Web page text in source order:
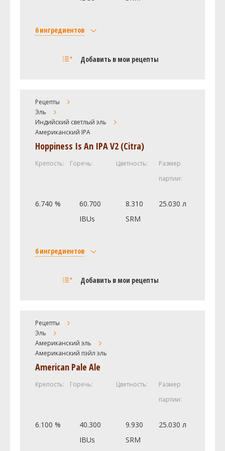
Добавить в мои рецепты
6 ингредиентов
Liquid Malt Extract - Light
Центенниал (Centennial)
Горизонт (Horizon)
Симкое (Simcoe)
Рецепты
Эль
Индийский светлый эль
Американский IPA
Добавить в мои рецепты
Hoppiness Is An IPA V2 (Citra)
Крепость: Горечь: Цветность:
Размер
партии:
6.740 %
60.700
IBUs
8.310
SRM
25.030 л
6 ингредиентов
Liquid Malt Extract - Light
Центенниал (Centennial)
Симкое (Simcoe)
Горизонт (Horizon)
Рецепты
Эль
Американский эль
Американский пэйл эль
American Pale Ale
Крепость: Горечь: Цветность:
Размер
партии:
6.100 %
40.300
IBUs
9.930
SRM
25.030 л